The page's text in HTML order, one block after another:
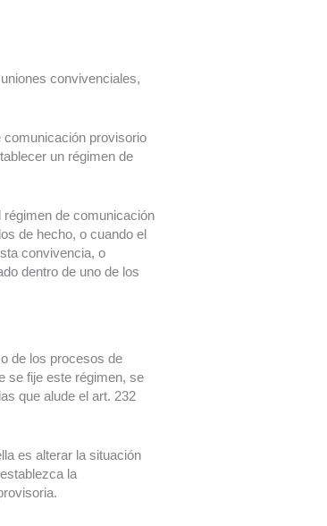
convivenciales,
comunicación provisorio
un régimen de
régimen de comunicación
de hecho, o cuando el
convivencia, o
dentro de uno de los
de los procesos de
se fije este régimen, se
que alude el art. 232
es alterar la situación
la